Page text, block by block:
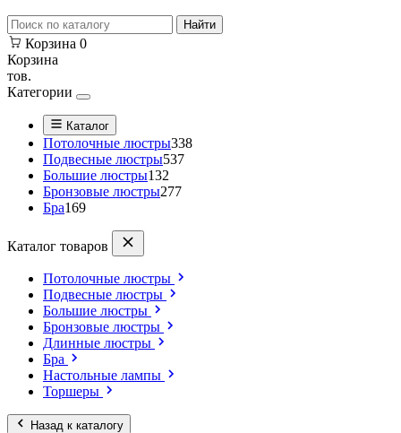
Найти
Корзина 0
Корзина
тов.
Категории
Каталог
Потолочные люстры338
Подвесные люстры537
Большие люстры132
Бронзовые люстры277
Бра169
Каталог товаров
Потолочные люстры
Подвесные люстры
Большие люстры
Бронзовые люстры
Длинные люстры
Бра
Настольные лампы
Торшеры
Назад к каталогу